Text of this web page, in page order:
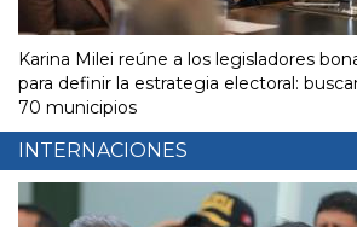
Karina Milei reúne a los legisladores
para definir la estrategia electoral:
70 municipios
INTERNACIONES